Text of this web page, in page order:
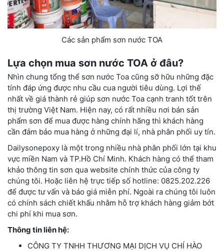
Các sản phẩm sơn nước TOA
Lựa chọn mua sơn nước TOA ở đâu?
Nhìn chung tổng thể sơn nước Toa cũng sỡ hữu những đặc
tính đáp ứng được nhu cầu cua người tiêu dùng. Lợi thế
nhất về giá thành rẻ giúp sơn nước Toa cạnh tranh tốt trên
thị trường Việt Nam. Hiện nay, có rất nhiều nơi bán sản
phẩm sơn để mua được hàng chính hãng thì khách hàng
cần đảm bảo mua hàng ở những đại lí, nhà phân phối uy tín.
Dailysonepoxy là một trong nhiều nhà phân phối lớn tại khu
vực miền Nam và TP.Hồ Chí Minh. Khách hàng có thể tham
khảo thông tin sơn qua website chính thức của công ty
chúng tôi. Hoặc liên hệ trực tiếp số hotline: 0825.202.226
để được tư vấn và báo giá miễn phí. Ngoài ra chúng tôi luôn
có chính sách chiết khấu nhằm hỗ trợ khách hàng giảm bớt
chi phí khi mua sơn.
Thông tin liên hệ:
CÔNG TY TNHH THƯƠNG MẠI DỊCH VỤ CHÍ HÀO